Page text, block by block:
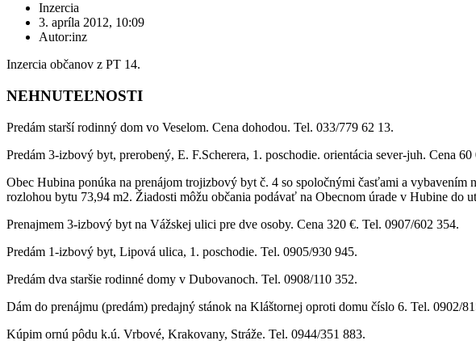
Inzercia
3. apríla 2012, 10:09
Autor:inz
Inzercia občanov z PT 14.
NEHNUTEĽNOSTI
Predám starší rodinný dom vo Veselom. Cena dohodou. Tel. 033/779 62 13.
Predám 3-izbový byt, prerobený, E. F.Scherera, 1. poschodie. orientácia sever-juh. Cena
Obec Hubina ponúka na prenájom trojizbový byt č. 4 so spoločnými časťami a
rozlohou bytu 73,94 m2. Žiadosti môžu občania podávať na Obecnom úrade v Hubine do
Prenajmem 3-izbový byt na Vážskej ulici pre dve osoby. Cena 320 €. Tel. 0907/602 354.
Predám 1-izbový byt, Lipová ulica, 1. poschodie. Tel. 0905/930 945.
Predám dva staršie rodinné domy v Dubovanoch. Tel. 0908/110 352.
Dám do prenájmu (predám) predajný stánok na Kláštornej oproti domu číslo 6. Tel. 0902/
Kúpim ornú pôdu k.ú. Vrbové, Krakovany, Stráže. Tel. 0944/351 883.